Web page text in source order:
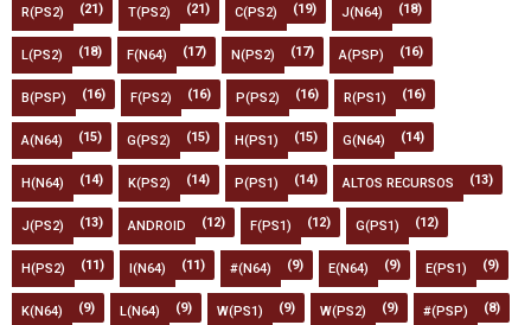
R(PS2) (21) T(PS2) (21) C(PS2) (19) J(N64) (18)
L(PS2) (18) F(N64) (17) N(PS2) (17) A(PSP) (16)
B(PSP) (16) F(PS2) (16) P(PS2) (16) R(PS1) (16)
A(N64) (15) G(PS2) (15) H(PS1) (15) G(N64) (14)
H(N64) (14) K(PS2) (14) P(PS1) (14) ALTOS RECURSOS (13)
J(PS2) (13) ANDROID (12) F(PS1) (12) G(PS1) (12)
H(PS2) (11) I(N64) (11) #(N64) (9) E(N64) (9) E(PS1) (9)
K(N64) (9) L(N64) (9) W(PS1) (9) W(PS2) (9) #(PSP) (8)